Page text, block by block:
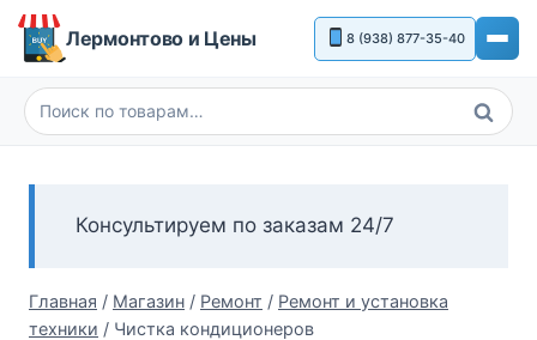
Перейти
Лермонтово и Цены 8 (938) 877-35-40
Искать:
Поиск
Консультируем по заказам 24/7
Главная / Магазин / Ремонт / Ремонт и установка
техники / Чистка кондиционеров